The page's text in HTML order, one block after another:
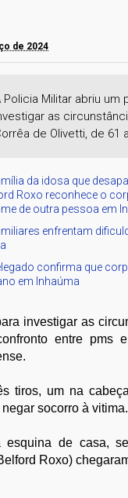
de 2024
Policia Militar abriu
as
de Olivetti, de 61
da idosa que
Roxo reconhece o
de outra pessoa em
enfrentam
confirma que
em Inhaúma
investigar as
entre pms
tiros, um na
socorro à vitima.
esquina de casa,
Roxo)